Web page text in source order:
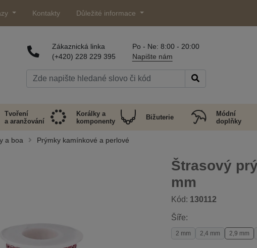
Kontakty Důležité informace
Zákaznická linka
(+420) 228 229 395
Po - Ne: 8:00 - 20:00
Napište nám
Tvoření
a aranžování
Korálky a
komponenty
Bižuterie
Módní
doplňky
a boa Prýmky kamínkové a perlové
Štrasový
mm
Kód: 130112
Šíře:
2 mm 2,4 mm 2,9 mm